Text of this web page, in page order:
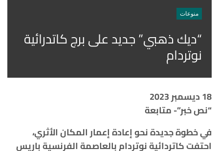
منوعات
“ديك ذهبي” جديد على برج كاتدرائية
نوتردام
18 ديسمبر 2023
“نص خبر”- متابعة
في خطوة جديدة نحو إعادة إعمار المكان الأثري،
احتفت كاتردائية نوتردام بالعاصمة الفرنسية باريس